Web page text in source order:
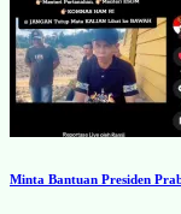
Minta Bantuan Presiden